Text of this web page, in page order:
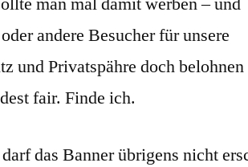
andere Besucher für unsere
und Privatspähre doch
fair. Finde ich.
das Banner übrigens nicht